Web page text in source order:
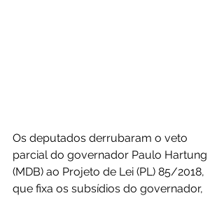
Os deputados derrubaram o veto
parcial do governador Paulo Hartung
(MDB) ao Projeto de Lei (PL) 85/2018,
que fixa os subsídios do governador,